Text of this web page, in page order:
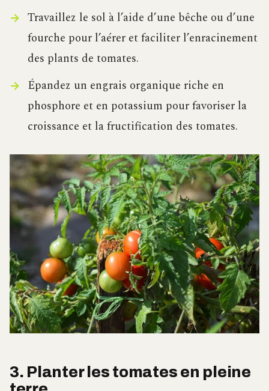
Travaillez le sol à l’aide d’une bêche ou d’une
fourche pour l’aérer et faciliter l’enracinement
des plants de tomates.
Épandez un engrais organique riche en
phosphore et en potassium pour favoriser la
croissance et la fructification des tomates.
3. Planter les tomates en pleine